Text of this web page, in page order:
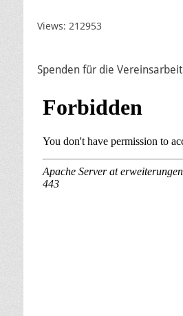
Views: 212953
Spenden für die Vereinsarbeit